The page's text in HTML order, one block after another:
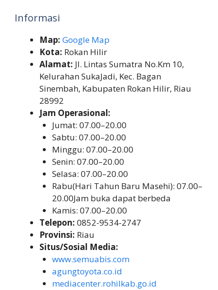
Informasi
Map: Google Map
Kota: Rokan Hilir
Alamat: Jl. Lintas Sumatra No.Km 10,
Kelurahan SukaJadi, Kec. Bagan
Sinembah, Kabupaten Rokan Hilir, Riau
28992
Jam Operasional:
Jumat: 07.00–20.00
Sabtu: 07.00–20.00
Minggu: 07.00–20.00
Senin: 07.00–20.00
Selasa: 07.00–20.00
Rabu(Hari Tahun Baru Masehi): 07.00–
20.00Jam buka dapat berbeda
Kamis: 07.00–20.00
Telepon: 0852-9534-2747
Provinsi: Riau
Situs/Sosial Media:
www.semuabis.com
agungtoyota.co.id
mediacenter.rohilkab.go.id